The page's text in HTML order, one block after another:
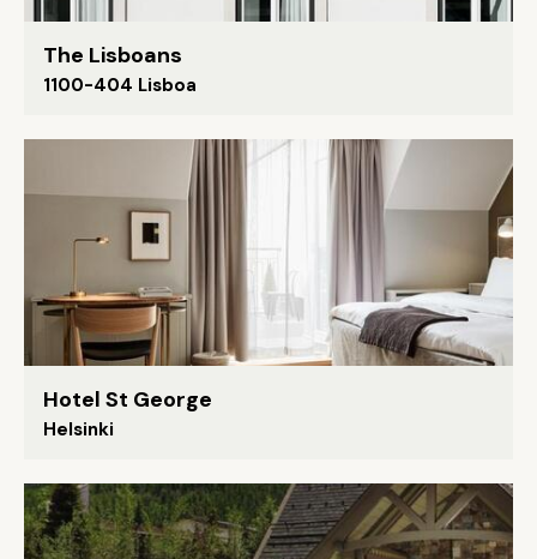
The Lisboans
1100-404 Lisboa
Hotel St George
Helsinki